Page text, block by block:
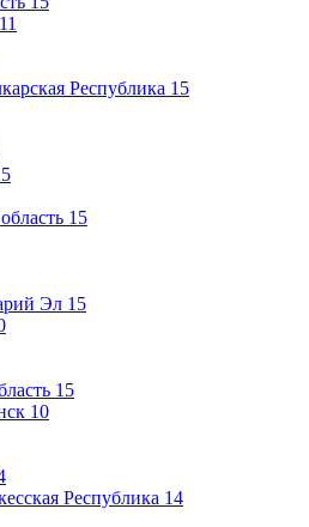
11
Республика 15
15
Эл 15
15
10
Республика 14